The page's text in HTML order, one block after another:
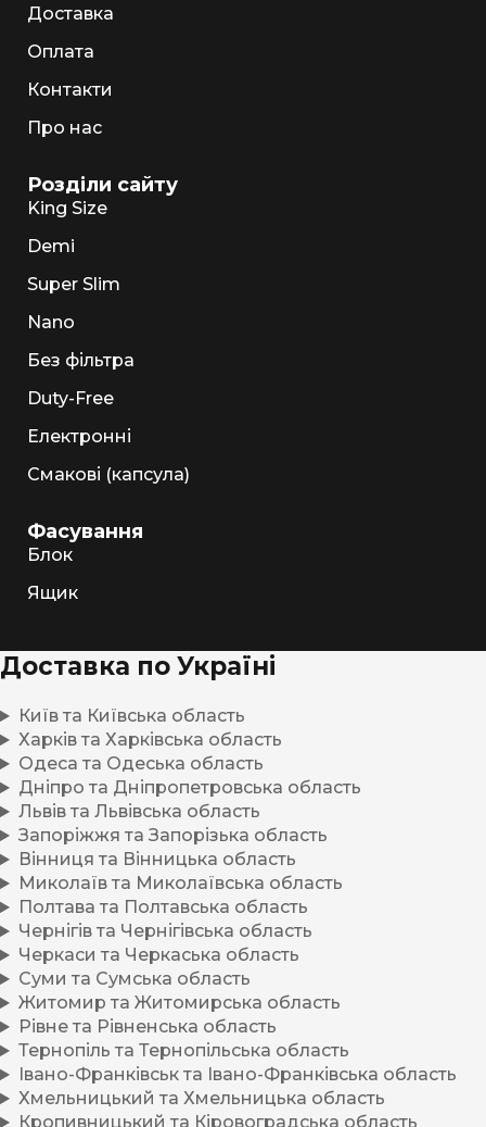
Доставка
Оплата
Контакти
Про нас
Розділи сайту
King Size
Demi
Super Slim
Nano
Без фільтра
Duty-Free
Електронні
Смакові (капсула)
Фасування
Блок
Ящик
Доставка по Україні
Київ та Київська область
Харків та Харківська область
Одеса та Одеська область
Дніпро та Дніпропетровська область
Львів та Львівська область
Запоріжжя та Запорізька область
Вінниця та Вінницька область
Миколаїв та Миколаївська область
Полтава та Полтавська область
Чернігів та Чернігівська область
Черкаси та Черкаська область
Суми та Сумська область
Житомир та Житомирська область
Рівне та Рівненська область
Тернопіль та Тернопільська область
Івано-Франківськ та Івано-Франківська область
Хмельницький та Хмельницька область
Кропивницький та Кіровоградська область